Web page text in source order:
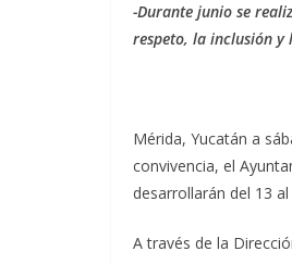
-Durante junio se
respeto, la inclusión
Mérida, Yucatán a
convivencia, el
desarrollarán del 13
A través de la